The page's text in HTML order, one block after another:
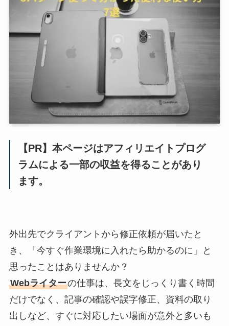
【PR】本ページはアフィリエイトプログ
ラムによる一部の収益を得ることがあり
ます。
外出先でクライアントから修正依頼が届いたと
き、「今すぐ作業環境に入れたら助かるのに」と
思ったことはありませんか？
Webライターの仕事は、長文をじっくり書く時間
だけでなく、記事の確認や誤字修正、資料の取り
出しなど、すぐに対応したい場面が意外と多いも